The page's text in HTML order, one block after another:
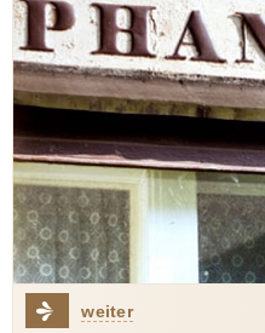
weiter